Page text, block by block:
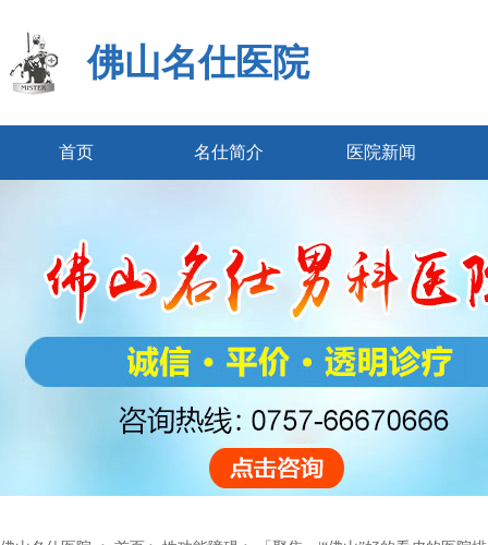
佛山名仕医院
首页 名仕简介 医院新闻